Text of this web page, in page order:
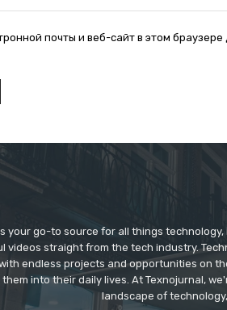
почты и веб-сайт в этом
your go-to source for all things
videos straight from the tech industry.
endless projects and opportunities on
into their daily lives. At Texnojurnal,
landscape of